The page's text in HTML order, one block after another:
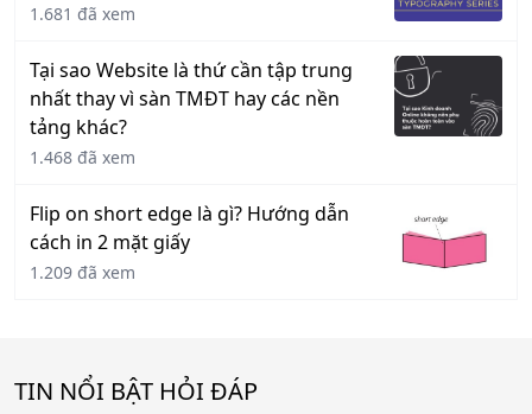
1.681 đã xem
Tại sao Website là thứ cần tập trung
nhất thay vì sàn TMĐT hay các nền
tảng khác?
1.468 đã xem
Flip on short edge là gì? Hướng dẫn
cách in 2 mặt giấy
1.209 đã xem
TIN NỔI BẬT HỎI ĐÁP